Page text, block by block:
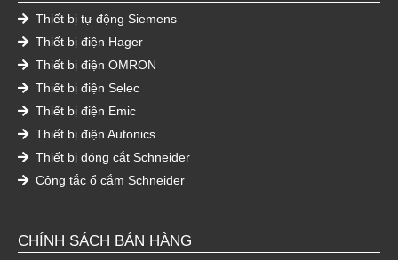
Thiết bị tự động Siemens
Thiết bị điện Hager
Thiết bị điện OMRON
Thiết bị điện Selec
Thiết bị điện Emic
Thiết bị điện Autonics
Thiết bị đóng cắt Schneider
Công tắc ổ cắm Schneider
CHÍNH SÁCH BÁN HÀNG